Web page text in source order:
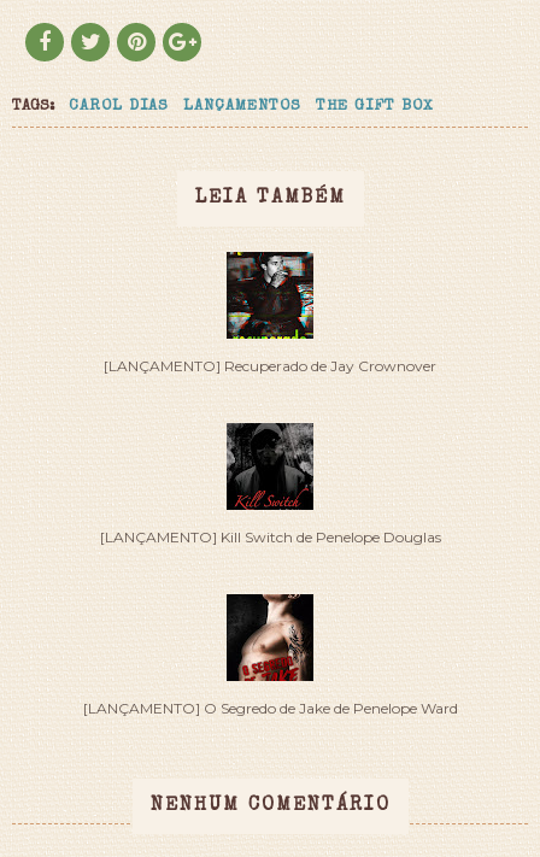
TAGS: CAROL DIAS LANÇAMENTOS THE GIFT BOX
LEIA TAMBÉM
[LANÇAMENTO] Recuperado de Jay Crownover
[LANÇAMENTO] Kill Switch de Penelope Douglas
[LANÇAMENTO] O Segredo de Jake de Penelope Ward
NENHUM COMENTÁRIO